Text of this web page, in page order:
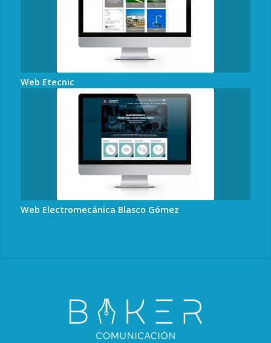
Web Etecnic
Web Electromecánica Blasco Gómez